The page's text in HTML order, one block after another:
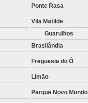
Ponte Rasa
Vila Matilde
Guarulhos
Brasilândia
Freguesia do Ó
Limão
Parque Novo Mundo